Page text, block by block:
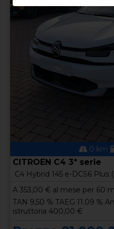
0 km
CITROEN C4 3ª serie
C4 Hybrid 145 e-DCS6 Plus
A 353,00 € al mese per 60
TAN 9,50 % TAEG 11.09 %
istruttoria 400,00 €